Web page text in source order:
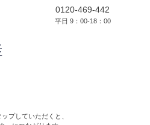
0120-469-442
平日 9：00-18：00
プしていただくと、